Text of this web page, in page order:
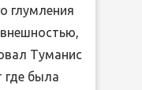
глумления
Туманис
где была